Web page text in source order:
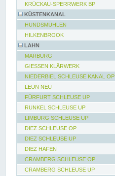
KRÜCKAU-SPERRWERK BP
KÜSTENKANAL
HUNDSMÜHLEN
HILKENBROOK
LAHN
MARBURG
GIESSEN KLÄRWERK
NIEDERBIEL SCHLEUSE KANAL OP
LEUN NEU
FÜRFURT SCHLEUSE UP
RUNKEL SCHLEUSE UP
LIMBURG SCHLEUSE UP
DIEZ SCHLEUSE OP
DIEZ SCHLEUSE UP
DIEZ HAFEN
CRAMBERG SCHLEUSE OP
CRAMBERG SCHLEUSE UP